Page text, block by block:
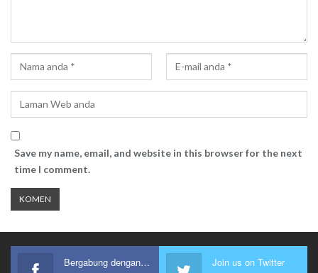
Save my name, email, and website in this browser for the next
time I comment.
Bergabung dengan kami Join us on Twitter